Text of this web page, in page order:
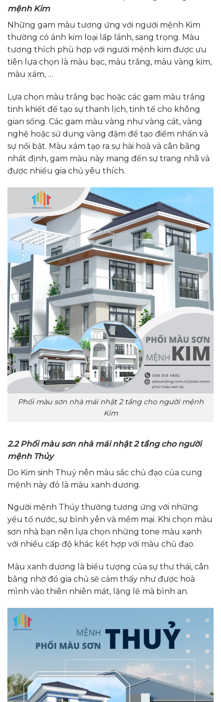
mệnh Kim
N hững gam màu tương ứng với người mệnh Kim
thường có ánh kim loại lấp lánh, sang trọng. Màu
tương thích phù hợp với người mệnh kim được ưu
tiên lựa chọn là màu bạc, màu trắng, màu vàng kim,
màu xám, …
Lựa chọn màu trắng bạc hoặc các gam màu trắng
tinh khiết để tạo sự thanh lịch, tinh tế cho không
gian sống. Các gam màu vàng như vàng cát, vàng
nghệ hoặc sử dụng vàng đậm để tạo điểm nhấn và
sự nổi bật. Màu xám tạo ra sự hài hoà và cân bằng
nhất định, gam màu này mang đến sự trang nhã và
được nhiều gia chủ yêu thích.
Phối màu sơn nhà mái nhật 2 tầng cho người mệnh
Kim
2.2 Phối màu sơn nhà mái nhật 2 tầng cho người
mệnh Thủy
Do Kim sinh Thuỷ nên màu sắc chủ đạo của cung
mệnh này đó là màu xanh dương.
Người mệnh Thủy thường tương ứng với những
yếu tố nước, sự bình yên và mềm mại. Khi chọn màu
sơn nhà bạn nên lựa chọn những tone màu xanh
với nhiều cấp độ khác kết hợp với màu chủ đạo.
Màu xanh dương là biểu tượng của sự thư thái, cân
bằng nhờ đó gia chủ sẽ cảm thấy như được hoà
mình vào thiên nhiên mát, lặng lẽ mà bình an.